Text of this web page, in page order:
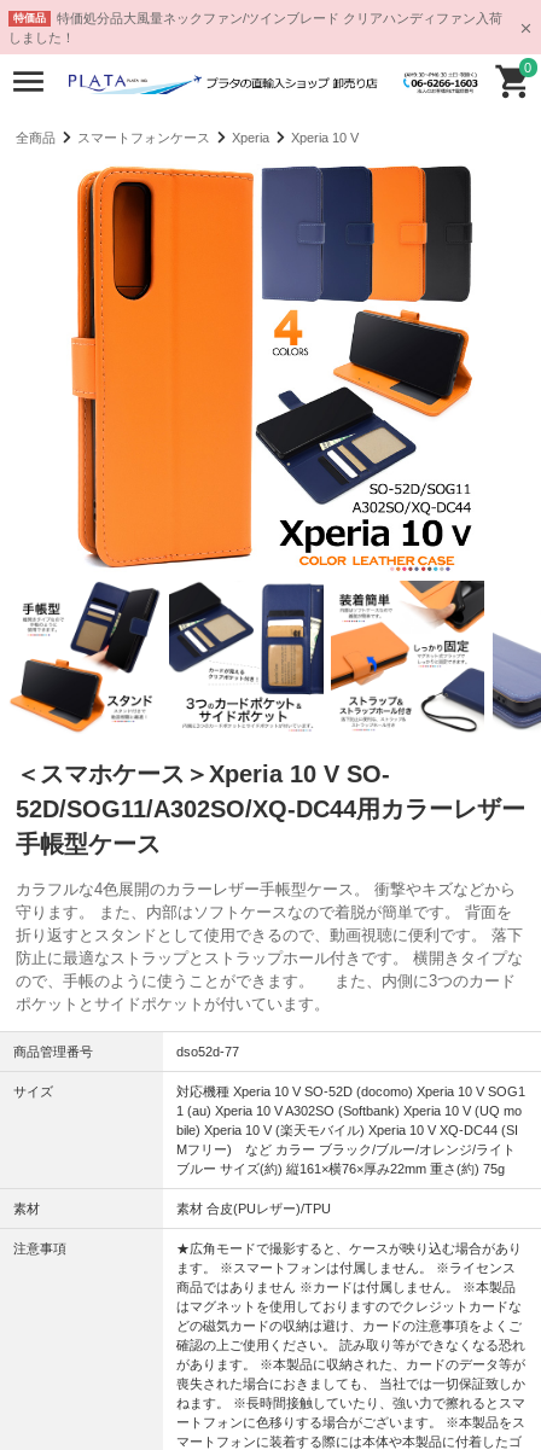
特価品
特価処分品大風量ネックファン/ツインブレード クリアハンディファン入荷
しました！
0
全商品 スマートフォンケース Xperia Xperia 10 V
＜スマホケース＞Xperia 10 V SO-
52D/SOG11/A302SO/XQ-DC44用カラーレザー
手帳型ケース
カラフルな4色展開のカラーレザー手帳型ケース。 衝撃やキズなどから
守ります。 また、内部はソフトケースなので着脱が簡単です。 背面を
折り返すとスタンドとして使用できるので、動画視聴に便利です。 落下
防止に最適なストラップとストラップホール付きです。 横開きタイプな
ので、手帳のように使うことができます。 また、内側に3つのカード
ポケットとサイドポケットが付いています。
商品管理番号 dso52d-77
サイズ
対応機種 Xperia 10 V SO-52D (docomo) Xperia 10 V SOG1
1 (au) Xperia 10 V A302SO (Softbank) Xperia 10 V (UQ mo
bile) Xperia 10 V (楽天モバイル) Xperia 10 V XQ-DC44 (SI
Mフリー) など カラー ブラック/ブルー/オレンジ/ライト
ブルー サイズ(約) 縦161×横76×厚み22mm 重さ(約) 75g
素材 素材 合皮(PUレザー)/TPU
注意事項
★広角モードで撮影すると、ケースが映り込む場合があり
ます。 ※スマートフォンは付属しません。 ※ライセンス
商品ではありません ※カードは付属しません。 ※本製品
はマグネットを使用しておりますのでクレジットカードな
どの磁気カードの収納は避け、カードの注意事項をよくご
確認の上ご使用ください。 読み取り等ができなくなる恐れ
があります。 ※本製品に収納された、カードのデータ等が
喪失された場合におきましても、 当社では一切保証致しか
ねます。 ※長時間接触していたり、強い力で擦れるとスマ
ートフォンに色移りする場合がございます。 ※本製品をス
マートフォンに装着する際には本体や本製品に付着したゴ